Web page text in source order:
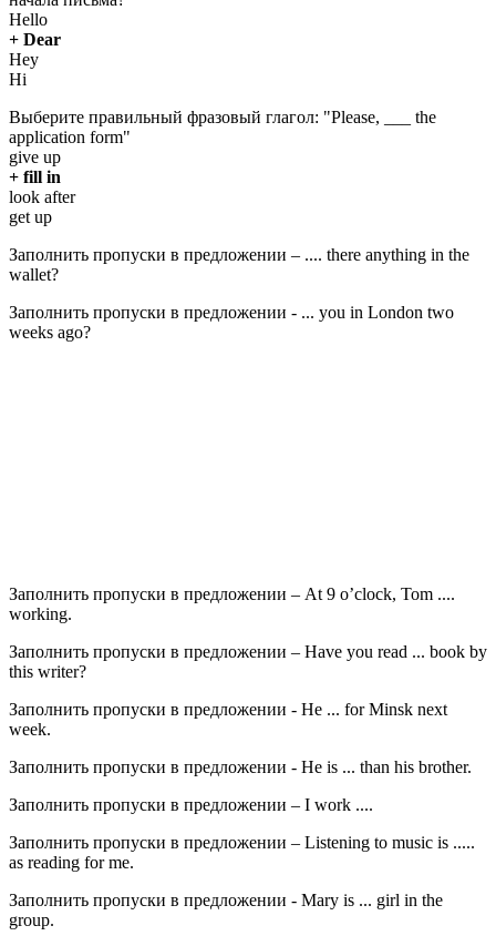
Hello
+ Dear
Hey
Hi
Выберите правильный фразовый глагол: "Please, ___ the
application form"
give up
+ fill in
look after
get up
Заполнить пропуски в предложении – .... there anything in the
wallet?
Заполнить пропуски в предложении - ... you in London two
weeks ago?
Заполнить пропуски в предложении – At 9 o’clock, Tom ....
working.
Заполнить пропуски в предложении – Have you read ... book by
this writer?
Заполнить пропуски в предложении - He ... for Minsk next
week.
Заполнить пропуски в предложении - He is ... than his brother.
Заполнить пропуски в предложении – I work ....
Заполнить пропуски в предложении – Listening to music is .....
as reading for me.
Заполнить пропуски в предложении - Mary is ... girl in the
group.